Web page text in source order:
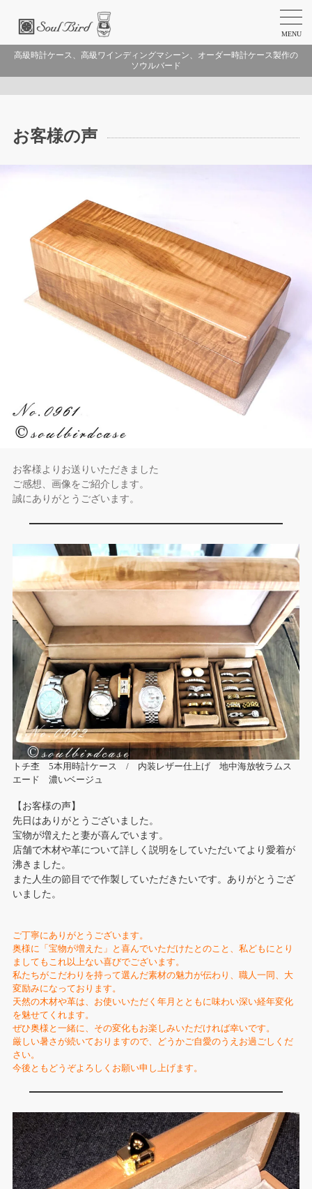
MENU
高級時計ケース、高級ワインディングマシーン、オーダー時計ケース製作の
ソウルバード
お客様の声
お客様よりお送りいただきました
ご感想、画像をご紹介します。
誠にありがとうございます。
トチ杢 5本用時計ケース / 内装レザー仕上げ 地中海放牧ラムス
エード 濃いベージュ
【お客様の声】
先日はありがとうございました。
宝物が増えたと妻が喜んでいます。
店舗で木材や革について詳しく説明をしていただいてより愛着が
沸きました。
また人生の節目でで作製していただきたいです。ありがとうござ
いました。
ご丁寧にありがとうございます。
奥様に「宝物が増えた」と喜んでいただけたとのこと、私どもにとり
ましてもこれ以上ない喜びでございます。
私たちがこだわりを持って選んだ素材の魅力が伝わり、職人一同、大
変励みになっております。
天然の木材や革は、お使いいただく年月とともに味わい深い経年変化
を魅せてくれます。
ぜひ奥様と一緒に、その変化もお楽しみいただければ幸いです。
厳しい暑さが続いておりますので、どうかご自愛のうえお過ごしくだ
さい。
今後ともどうぞよろしくお願い申し上げます。